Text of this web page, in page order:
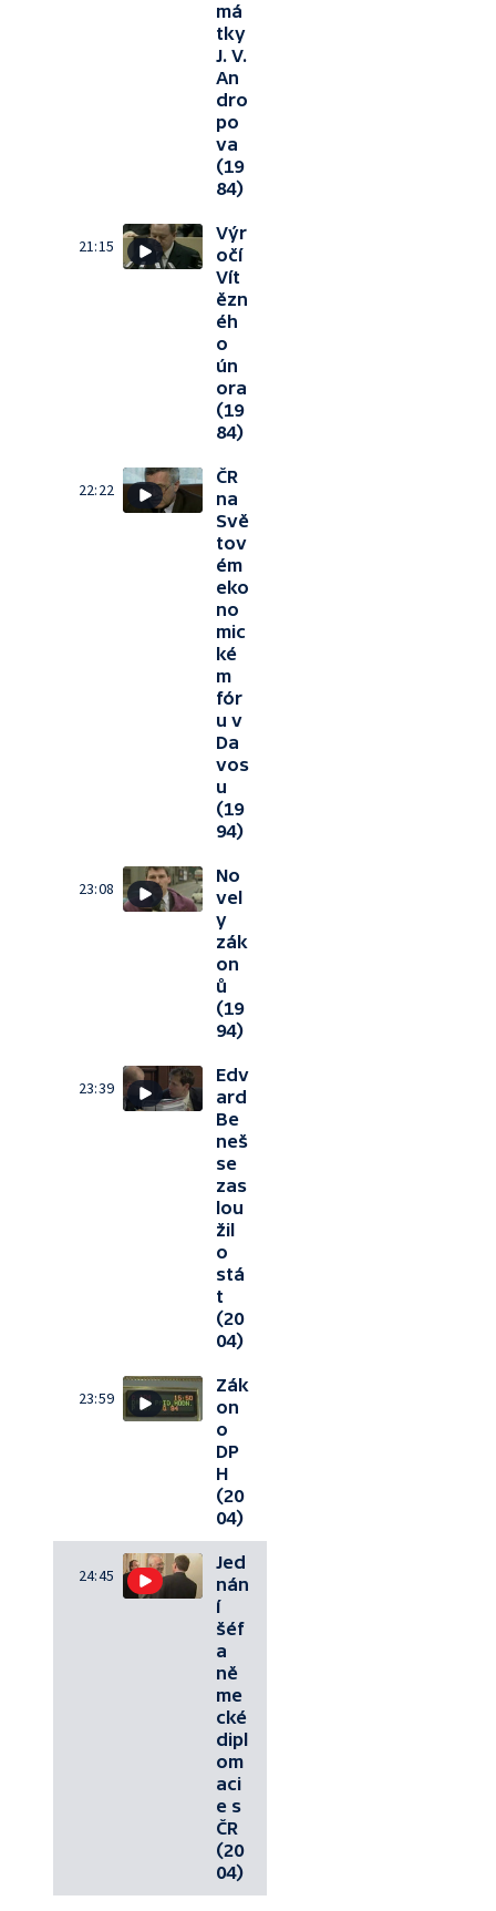
má
tky
J. V.
An
dro
po
va
(19
84)
21:15
Výr
očí
Vít
ězn
éh
o
ún
ora
(19
84)
22:22
ČR
na
Svě
tov
ém
eko
no
mic
ké
m
fór
u v
Da
vos
u
(19
94)
23:08
No
vel
y
zák
on
ů
(19
94)
23:39
Edv
ard
Be
neš
se
zas
lou
žil
o
stá
t
(20
04)
23:59
Zák
on
o
DP
H
(20
04)
24:45
Jed
nán
í
šéf
a
ně
me
cké
dipl
om
aci
e s
ČR
(20
04)